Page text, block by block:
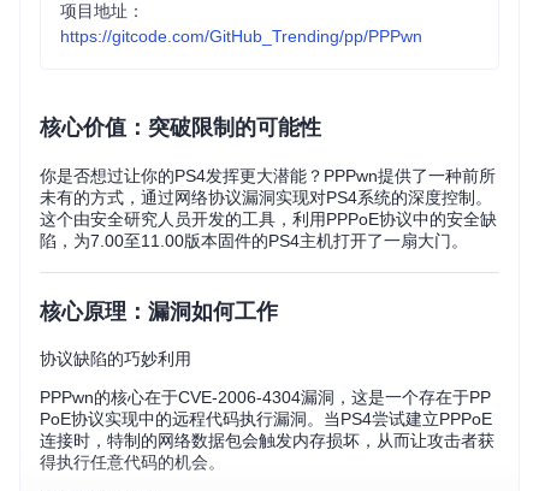
项目地址：
https://gitcode.com/GitHub_Trending/pp/PPPwn
核心价值：突破限制的可能性
你是否想过让你的PS4发挥更大潜能？PPPwn提供了一种前所
未有的方式，通过网络协议漏洞实现对PS4系统的深度控制。
这个由安全研究人员开发的工具，利用PPPoE协议中的安全缺
陷，为7.00至11.00版本固件的PS4主机打开了一扇大门。
核心原理：漏洞如何工作
协议缺陷的巧妙利用
PPPwn的核心在于CVE-2006-4304漏洞，这是一个存在于PP
PoE协议实现中的远程代码执行漏洞。当PS4尝试建立PPPoE
连接时，特制的网络数据包会触发内存损坏，从而让攻击者获
得执行任意代码的机会。